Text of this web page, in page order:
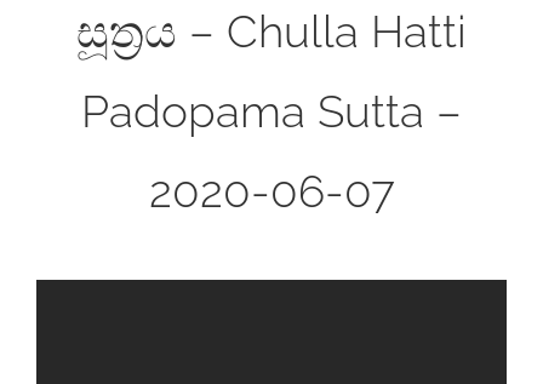
සූත්‍රය – Chulla Hatti
Padopama Sutta –
2020-06-07